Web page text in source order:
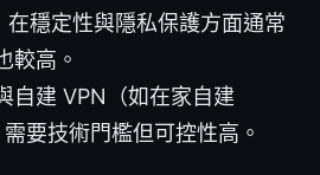
在穩定性與隱私保護方面通常
較高。
自建 VPN（如在家自建
要技術門檻但可控性高。